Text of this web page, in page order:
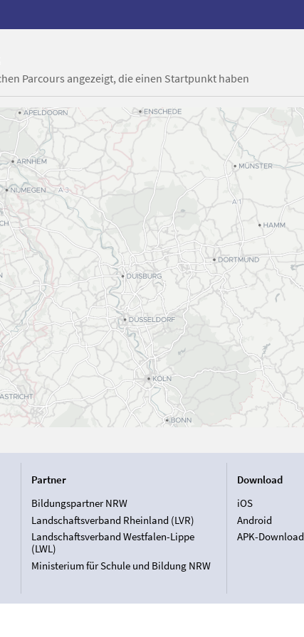
Parcours angezeigt, die einen Startpunkt haben
Partner
Bildungspartner NRW
Landschaftsverband Rheinland (LVR)
Landschaftsverband Westfalen-Lippe
(LWL)
Ministerium für Schule und Bildung NRW
Download
iOS
Android
APK-Download